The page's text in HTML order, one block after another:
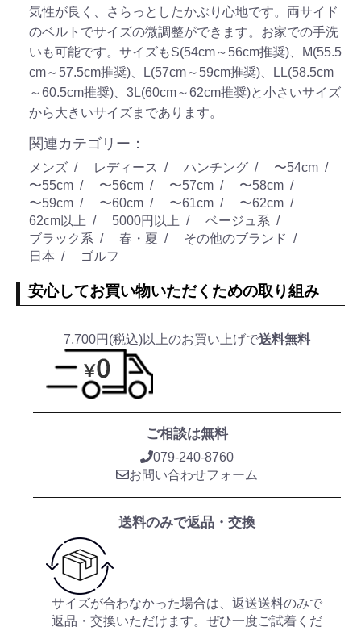
気性が良く、さらっとしたかぶり心地です。両サイド
のベルトでサイズの微調整ができます。お家での手洗
いも可能です。サイズもS(54cm～56cm推奨)、M(55.5
cm～57.5cm推奨)、L(57cm～59cm推奨)、LL(58.5cm
～60.5cm推奨)、3L(60cm～62cm推奨)と小さいサイズ
から大きいサイズまであります。
関連カテゴリー：
メンズ レディース ハンチング
〜54cm
〜55cm
〜56cm 〜57cm
〜58cm
〜59cm
〜60cm 〜61cm
〜62cm
62cm以上
5000円以上
ベージュ系
ブラック系
春・夏
その他のブランド
日本
ゴルフ
安心してお買い物いただくための取り組み
7,700円(税込)以上のお買い上げで送料無料
ご相談は無料
079-240-8760
お問い合わせフォーム
送料のみで返品・交換
サイズが合わなかった場合は、返送送料のみで
返品・交換いただけます。ぜひ一度ご試着くだ